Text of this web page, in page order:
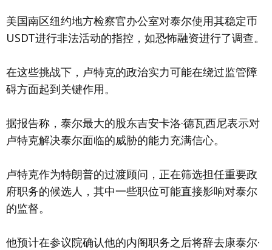
美国南区纽约地方检察官办公室对泰尔使用其稳定币
USDT进行非法活动的指控，如恐怖融资进行了调查。
在这些挑战下，卢特克的政治实力可能在绕过监管障
碍方面起到关键作用。
据报告称，泰尔最大的股东吉安卡洛·德瓦西尼表示对
卢特克解决泰尔面临的威胁的能力充满信心。
卢特克作为特朗普的过渡顾问，正在筛选担任重要政
府职务的候选人，其中一些职位可能直接影响对泰尔
的监督。
他预计在参议院确认他的内阁职务之后将辞去康泰尔·